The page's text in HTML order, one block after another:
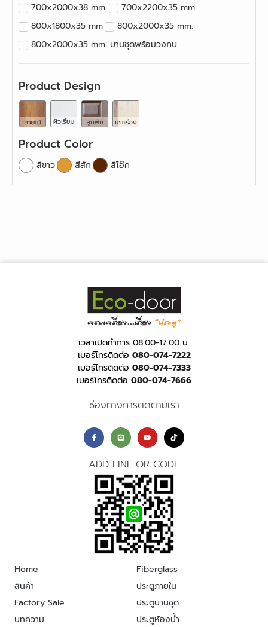
700x2000x38 mm.
700x2200x35 mm.
800x1800x35 mm
800x2000x35 mm.
800x2000x35 mm. บานชุดพร้อมวงกบ
800x2000x38 mm.
800x2200x35 mm.
800x2400x35 mm.
900x2200x35 mm.
900x2400x35 mm.
Product Design
Product Color
สีขาว สีสัก สีโอ๊ค
เวลาเปิดทำการ 08.00-17.00 น.
เบอร์โทรติดต่อ 080-074-7222
เบอร์โทรติดต่อ 080-074-7333
เบอร์โทรติดต่อ 080-074-7666
ช่องทางการติดตามเรา
ADD LINE QR CODE
Home
สินค้า
Factory Sale
บทความ
Fiberglass
ประตูภายใน
ประตูบานชุด
ประตูห้องน้ำ